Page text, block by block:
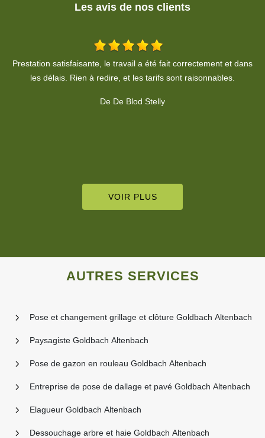
Les avis de nos clients
Sympathique, efficace et très professionnel. Merci.
VOIR PLUS
AUTRES SERVICES
Pose et changement grillage et clôture Goldbach Altenbach
Paysagiste Goldbach Altenbach
Pose de gazon en rouleau Goldbach Altenbach
Entreprise de pose de dallage et pavé Goldbach Altenbach
Elagueur Goldbach Altenbach
Dessouchage arbre et haie Goldbach Altenbach